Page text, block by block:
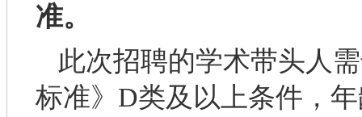
准。
此次招聘的学术带头人
标准》D类及以上条件，